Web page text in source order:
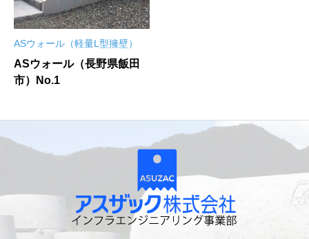
ASウォール（軽量L型擁壁）
ASウォール（長野県飯田
市）No.1